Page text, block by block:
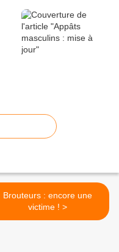
Brouteurs : encore une
victime ! >